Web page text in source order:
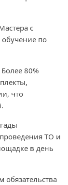
с
по
Более 80%
что
ТО и
в день
обязательства